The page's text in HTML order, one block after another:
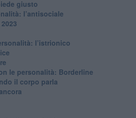
giusto
l’antisociale
l’istrionico
le personalità: Borderline
il corpo parla